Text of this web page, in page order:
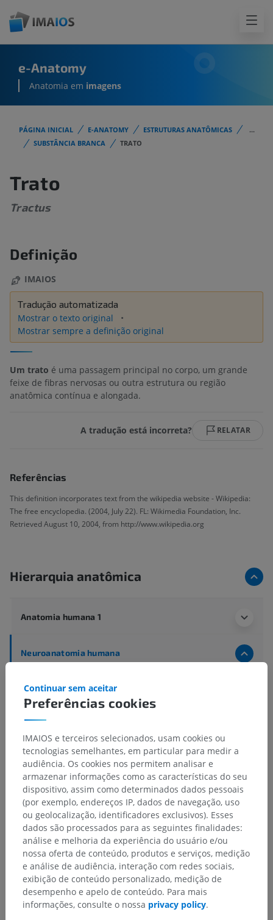
e-Anatomy
Anatomia em imagens
PÁGINA INICIAL E-ANATOMY ESTRUTURAS ANATÔMICAS
...
SUBSTÂNCIA BRANCA
TRATO
Trato
Tractus
Definição
IMAIOS
Tradução automatizada
Mostrar o texto original
Mostrar sempre a definição original
Um trato é uma passagem principal no corpo, um grande
feixe de fibras nervosas ou outra estrutura ou região
anatômica contínua e alongada.
A tradução está incorreta? RELATAR
Referências
This definition incorporates text from the wikipedia website - Wikipedia:
The free encyclopedia. (2004, July 22). FL: Wikimedia Foundation, Inc.
Retrieved August 10, 2004, from http://www.wikipedia.org
Hierarquia anatômica
Anatomia humana 1
Neuroanatomia humana
Textus nervosus centralis
Trato
Tractus commissuralis
Tractus proprius
Tractus longus
Anatomia comparativa em animais
Traduções
Preferências cookies
Continuar sem aceitar
IMAIOS e terceiros selecionados, usam cookies ou
tecnologias semelhantes, em particular para medir a
audiência. Os cookies nos permitem analisar e
armazenar informações como as características do seu
dispositivo, assim como determinados dados pessoais
(por exemplo, endereços IP, dados de navegação, uso
ou geolocalização, identificadores exclusivos). Esses
dados são processados para as seguintes finalidades:
análise e melhoria da experiência do usuário e/ou
nossa oferta de conteúdo, produtos e serviços, medição
e análise de audiência, interação com redes sociais,
exibição de conteúdo personalizado, medição de
desempenho e apelo de conteúdo. Para mais
informações, consulte o nossa privacy policy.